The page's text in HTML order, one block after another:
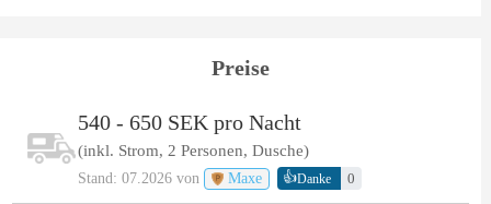
Preise
540 - 650 SEK pro Nacht
(inkl. Strom, 2 Personen, Dusche)
Stand: 07.2026 von Maxe 👍Danke 0